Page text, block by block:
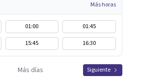
Más horas
01:00
01:45
15:45 16:30
Más días Siguiente